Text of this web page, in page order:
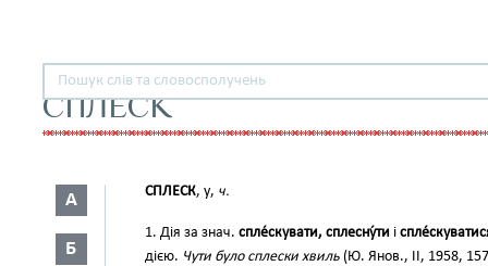
СПЛЕСК
А
Б
СПЛЕСК, у, ч.
1. Дія за знач. спле́скувати, сплесну́ти і
дією. Чути було сплески хвиль (Ю. Янов., II, 1958,